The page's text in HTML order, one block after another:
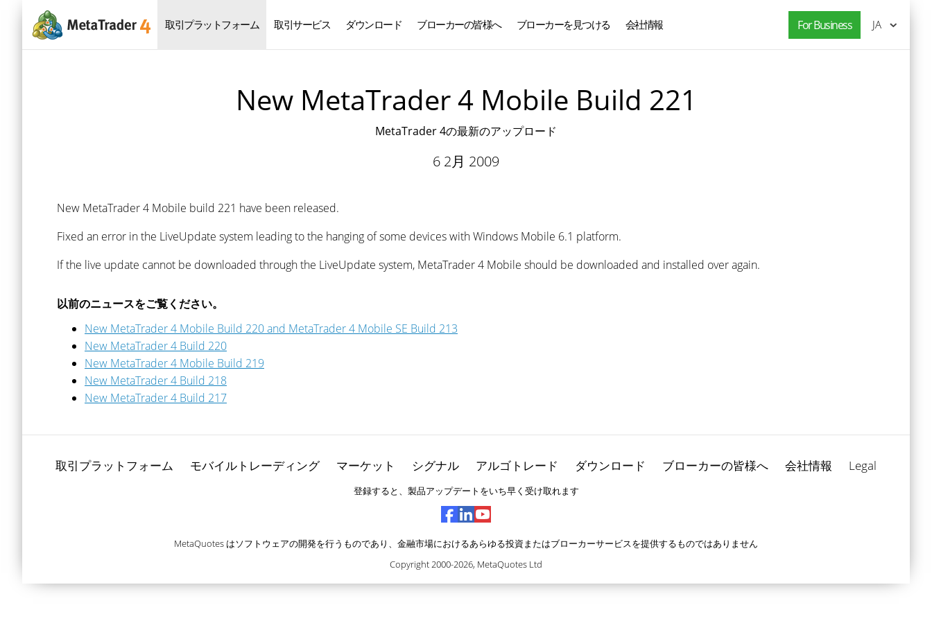
取引プラットフォーム 取引サービス ダウンロード ブローカーの皆様へ ブローカーを見つける 会社情報 For Business
日本語 JA
New MetaTrader 4 Mobile Build 221
MetaTrader 4の最新のアップロード
6 2月 2009
New MetaTrader 4 Mobile build 221 have been released.
Fixed an error in the LiveUpdate system leading to the hanging of some devices with Windows Mobile 6.1 platform.
If the live update cannot be downloaded through the LiveUpdate system, MetaTrader 4 Mobile should be downloaded and installed over again.
以前のニュースをご覧ください。
New MetaTrader 4 Mobile Build 220 and MetaTrader 4 Mobile SE Build 213
New MetaTrader 4 Build 220
New MetaTrader 4 Mobile Build 219
New MetaTrader 4 Build 218
New MetaTrader 4 Build 217
取引プラットフォーム モバイルトレーディング マーケット シグナル アルゴトレード ダウンロード ブローカーの皆様へ 会社情報 Legal
登録すると、製品アップデートをいち早く受け取れます
MetaQuotes はソフトウェアの開発を行うものであり、金融市場におけるあらゆる投資またはブローカーサービスを提供するものではありません
Copyright 2000-2026, MetaQuotes Ltd